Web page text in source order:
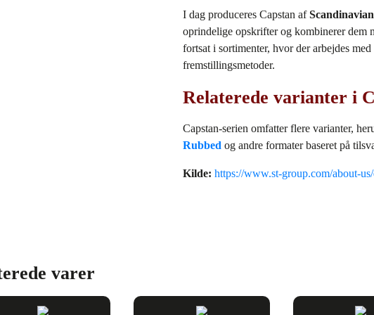
I dag produceres Capstan af
oprindelige opskrifter og kombinerer dem
fortsat i sortimenter, hvor der arbejdes
fremstillingsmetoder.
Relaterede varianter i
Capstan‑serien omfatter flere varianter,
Rubbed og andre formater baseret på
Kilde: https://www.st-group.com/about-
varer